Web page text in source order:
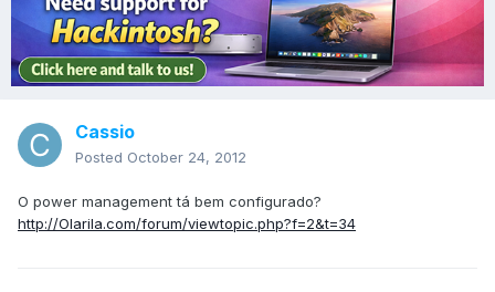
Cassio
Posted October 24, 2012
O power management tá bem configurado?
http://Olarila.com/forum/viewtopic.php?f=2&t=34